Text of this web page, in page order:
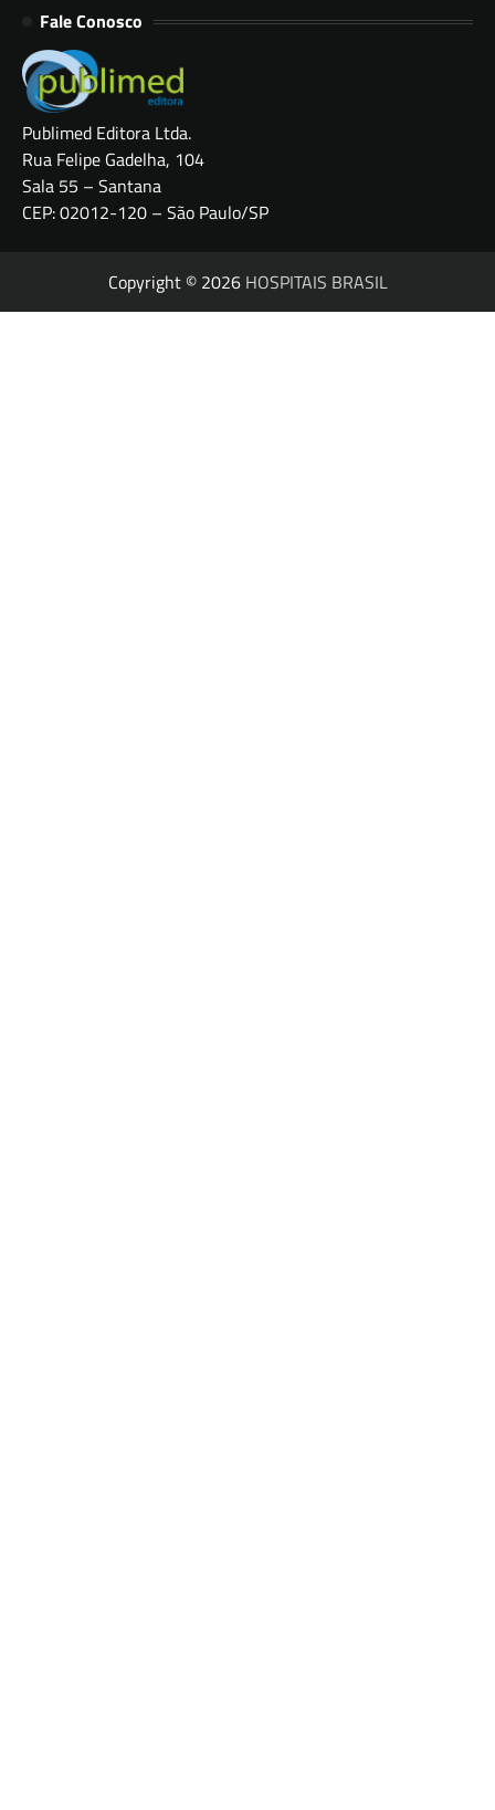
Fale Conosco
Publimed Editora Ltda.
Rua Felipe Gadelha, 104
Sala 55 – Santana
CEP: 02012-120 – São Paulo/SP
Copyright © 2026 HOSPITAIS BRASIL